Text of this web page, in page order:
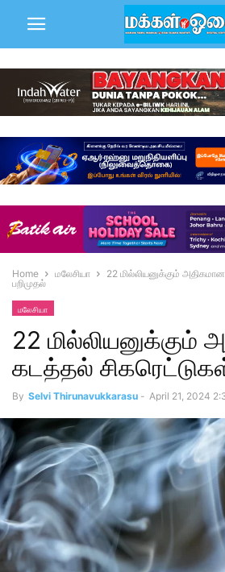
Home மலேசியா
22 மில்லியனுக்கும்
பறிமுதல்
மலேசியா
22 மில்லியனுக்கும்
கடத்தல்
By Selvi Thirunavukkarasu - April 21, 2024